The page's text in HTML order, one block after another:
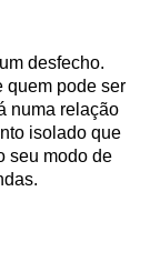
desfecho.
quem pode ser
numa relação
isolado que
seu modo de